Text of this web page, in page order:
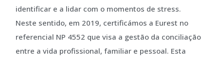
identificar e a lidar com o momentos de stress.
Neste sentido, em 2019, certificámos a Eurest no
referencial NP 4552 que visa a gestão da conciliação
entre a vida profissional, familiar e pessoal. Esta